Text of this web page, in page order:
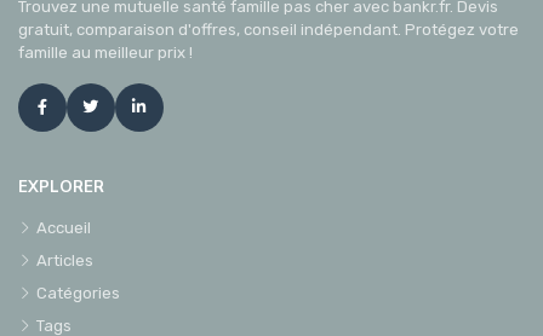
Trouvez une mutuelle santé famille pas cher avec bankr.fr. Devis
gratuit, comparaison d'offres, conseil indépendant. Protégez votre
famille au meilleur prix !
EXPLORER
Accueil
Articles
Catégories
Tags